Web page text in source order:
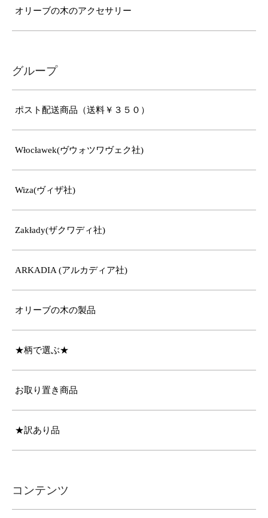
オリーブの木のアクセサリー
グループ
ポスト配送商品（送料￥３５０）
Włocławek(ヴウォツワヴェク社)
Wiza(ヴィザ社)
Zakłady(ザクワディ社)
ARKADIA (アルカディア社)
オリーブの木の製品
★柄で選ぶ★
お取り置き商品
★訳あり品
コンテンツ